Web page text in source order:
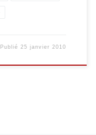
Publié 25 janvier 2010